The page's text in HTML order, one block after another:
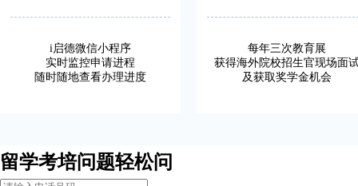
i启德微信小程序
实时监控申请进程
随时随地查看办理进度
每年三次教育展
获得海外院校招生官现场面
及获取奖学金机会
留学考培问题轻松问